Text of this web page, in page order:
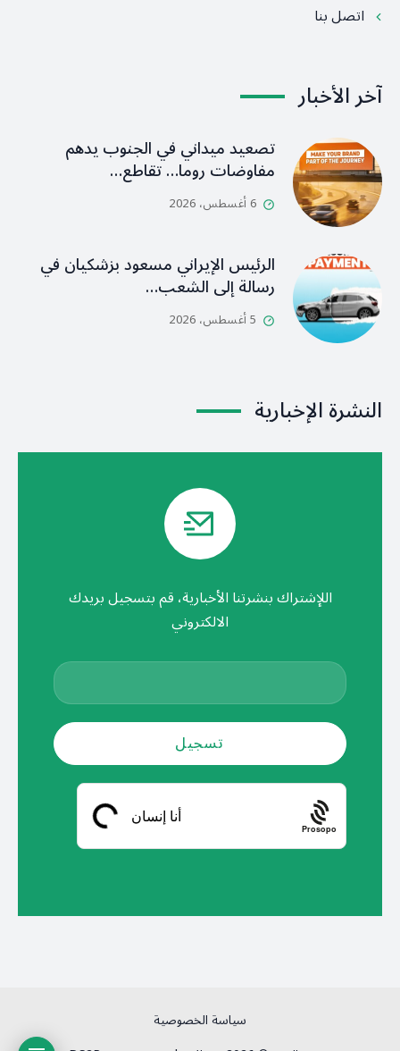
اتصل بنا
آخر الأخبار
تصعيد ميداني في الجنوب يدهم
مفاوضات روما… تقاطع…
6 أغسطس، 2026
الرئيس الإيراني مسعود بزشكيان في
رسالة إلى الشعب…
5 أغسطس، 2026
النشرة الإخبارية
اللإشتراك بنشرتنا الأخبارية، قم بتسجيل بريدك
الالكتروني
Prosopo
سياسة الخصوصية